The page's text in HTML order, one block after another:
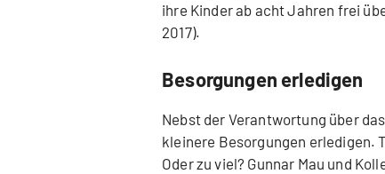
ihre Kinder ab acht Jahren frei
2017).
Besorgungen erledigen
Nebst der Verantwortung über
kleinere Besorgungen erledigen.
Oder zu viel? Gunnar Mau und